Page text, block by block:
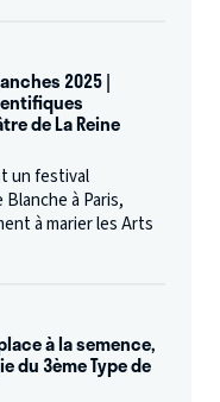
2025 |
de La Reine
un festival
à Paris,
à marier les Arts
à la semence,
du 3ème Type de